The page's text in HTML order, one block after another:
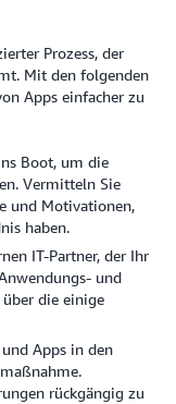
Prozess, der
Mit den folgenden
Apps einfacher zu
Boot, um die
Vermitteln Sie
und Motivationen,
haben.
IT-Partner, der Ihr
und
die einige
Apps in den
rückgängig zu